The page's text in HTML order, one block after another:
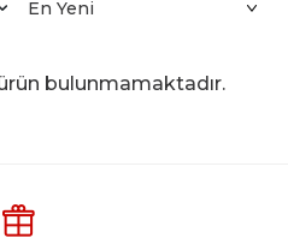
bulunmamaktadır.